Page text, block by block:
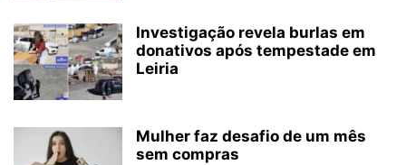
Investigação revela burlas em
donativos após tempestade em
Leiria
Mulher faz desafio de um mês
sem compras